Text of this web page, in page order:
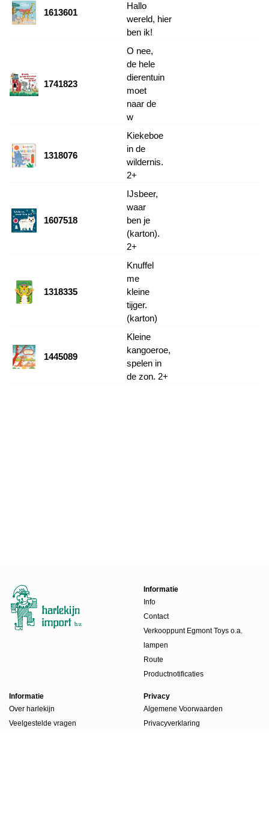
1613601
Hallo
wereld, hier
ben ik!
1741823
O nee,
de hele
dierentuin
moet
naar de
w
1318076
Kiekeboe
in de
wildernis.
2+
1607518
IJsbeer,
waar
ben je
(karton).
2+
1318335
Knuffel
me
kleine
tijger.
(karton)
1445089
Kleine
kangoeroe,
spelen in
de zon. 2+
Informatie
Info
Contact
Verkooppunt Egmont Toys o.a.
lampen
Route
Productnotificaties
Informatie
Over harlekijn
Veelgestelde vragen
Privacy
Algemene Voorwaarden
Privacyverklaring